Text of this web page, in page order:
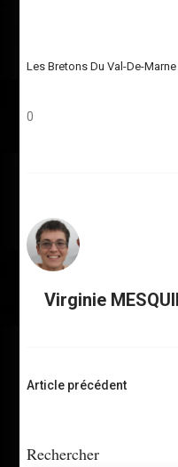
Les Bretons Du Val-De-
0
Virginie
Navigation
Article précédent
Rechercher